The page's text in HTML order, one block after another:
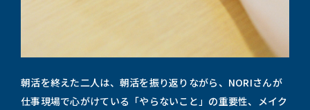
朝活を終えた二人は、朝活を振り返りながら、NORIさんが
仕事現場で心がけている「やらないこと」の重要性、メイク